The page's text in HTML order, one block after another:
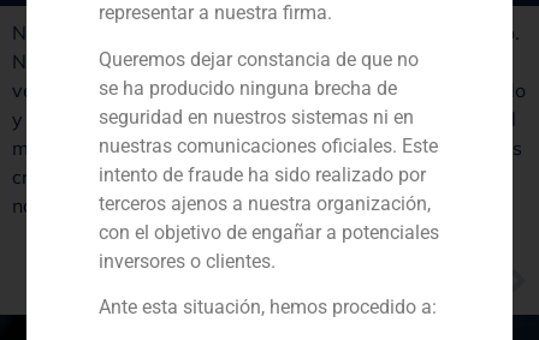
No podemos negar que estamos en un entorno complejo.
No obstante, los momentos complicados también son
ventanas de oportunidad. Los precios se están ajustando
y compañías e inversores están comenzando a perder el
miedo y a cerrar operaciones. 2012 será un año de deals
cross border, con asiáticos entrando en España y
nacionales diversificándose en el exterior.
representar a nuestra firma.
Queremos dejar constancia de que no
se ha producido ninguna brecha de
seguridad en nuestros sistemas ni en
nuestras comunicaciones oficiales. Este
intento de fraude ha sido realizado por
terceros ajenos a nuestra organización,
con el objetivo de engañar a potenciales
inversores o clientes.
Ante esta situación, hemos procedido a: